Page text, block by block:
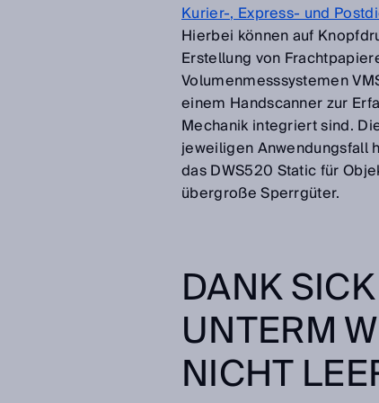
Kurier-, Express- und
Hierbei können auf
Erstellung von
Volumenmesssystemen
einem Handscanner zur
Mechanik integriert sind.
jeweiligen Anwendungsfall
das DWS520 Static für
übergroße Sperrgüter.
DANK
UNTERM
NICHT